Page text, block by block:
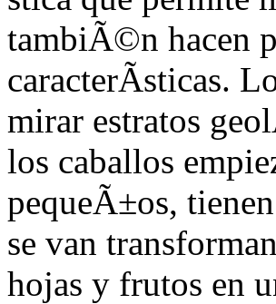
tambiÃ©n hacen
caracterÃ­sticas.
mirar estratos
los caballos
pequeÃ±os,
se van
hojas y frutos en